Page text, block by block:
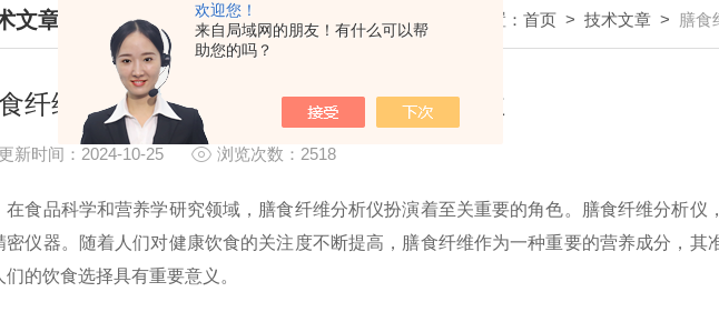
欢迎您！
来自局域网的朋友！有什么可以帮
助您的吗？
文章
ARTICLES
我的位置： 首页 > 技术文章 > 膳食
纤维分析仪在营养研究中的应用与重要性
更新时间：2024-10-25 浏览次数：2518
品科学和营养学研究领域，膳食纤维分析仪扮演着至关重要的角色。膳食纤维分析仪
密仪器。随着人们对健康饮食的关注度不断提高，膳食纤维作为一种重要的营养成分，其
们的饮食选择具有重要意义。